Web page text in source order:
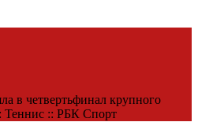
в четвертьфинал крупного
Теннис :: РБК Спорт